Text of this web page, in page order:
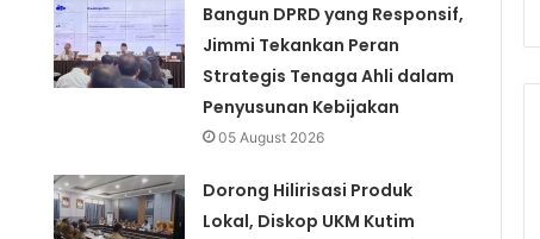
Bangun DPRD yang Responsif,
Jimmi Tekankan Peran
Strategis Tenaga Ahli dalam
Penyusunan Kebijakan
05 August 2026
Dorong Hilirisasi Produk
Lokal, Diskop UKM Kutim